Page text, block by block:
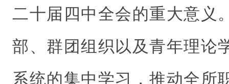
二十届四中全会的重大意义
部、群团组织以及青年理论
系统的集中学习，推动全所